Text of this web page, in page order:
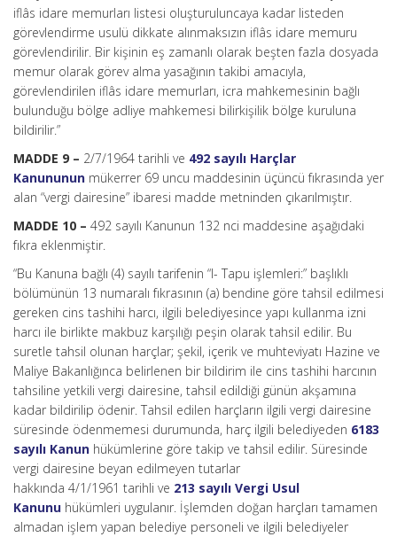
iflâs idare memurları listesi oluşturuluncaya kadar listeden
görevlendirme usulü dikkate alınmaksızın iflâs idare memuru
görevlendirilir. Bir kişinin eş zamanlı olarak beşten fazla dosyada
memur olarak görev alma yasağının takibi amacıyla,
görevlendirilen iflâs idare memurları, icra mahkemesinin bağlı
bulunduğu bölge adliye mahkemesi bilirkişilik bölge kuruluna
bildirilir.”
MADDE 9 – 2/7/1964 tarihli ve 492 sayılı Harçlar
Kanununun mükerrer 69 uncu maddesinin üçüncü fıkrasında yer
alan “vergi dairesine” ibaresi madde metninden çıkarılmıştır.
MADDE 10 – 492 sayılı Kanunun 132 nci maddesine aşağıdaki
fıkra eklenmiştir.
“Bu Kanuna bağlı (4) sayılı tarifenin “I- Tapu işlemleri:” başlıklı
bölümünün 13 numaralı fıkrasının (a) bendine göre tahsil edilmesi
gereken cins tashihi harcı, ilgili belediyesince yapı kullanma izni
harcı ile birlikte makbuz karşılığı peşin olarak tahsil edilir. Bu
suretle tahsil olunan harçlar; şekil, içerik ve muhteviyatı Hazine ve
Maliye Bakanlığınca belirlenen bir bildirim ile cins tashihi harcının
tahsiline yetkili vergi dairesine, tahsil edildiği günün akşamına
kadar bildirilip ödenir. Tahsil edilen harçların ilgili vergi dairesine
süresinde ödenmemesi durumunda, harç ilgili belediyeden 6183
sayılı Kanun hükümlerine göre takip ve tahsil edilir. Süresinde
vergi dairesine beyan edilmeyen tutarlar
hakkında 4/1/1961 tarihli ve 213 sayılı Vergi Usul
Kanunu hükümleri uygulanır. İşlemden doğan harçları tamamen
almadan işlem yapan belediye personeli ve ilgili belediyeler